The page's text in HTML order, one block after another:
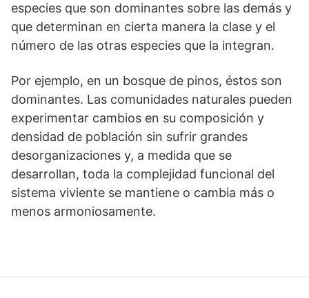
especies que son dominantes sobre las demás y
que determinan en cierta manera la clase y el
número de las otras especies que la integran.
Por ejemplo, en un bosque de pinos, éstos son
dominantes. Las comunidades naturales pueden
experimentar cambios en su composición y
densidad de población sin sufrir grandes
desorganizaciones y, a medida que se
desarrollan, toda la complejidad funcional del
sistema viviente se mantiene o cambia más o
menos armoniosamente.